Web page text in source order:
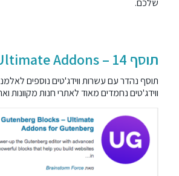
שלכם.
תוסף 14 – Ultimate Addons –
תוסף נהדר עם עשרות ווידג'טים נוספים
ווידג'טים נחמדים מאוד לאתרי חנות מקוונות